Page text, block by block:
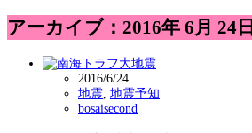
アーカイブ：2016年 6月 24日
2016/6/24
地震 地震予知
bosaisecond